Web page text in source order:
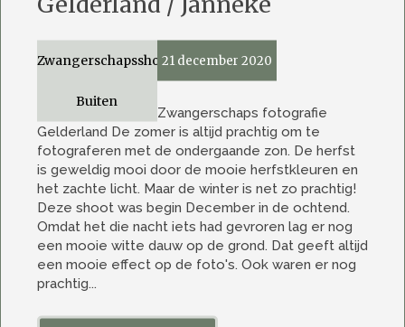
21 december 2020
Zwangerschapsshoot
Buiten
Zwangerschaps fotografie
Gelderland De zomer is altijd prachtig om te
fotograferen met de ondergaande zon. De herfst
is geweldig mooi door de mooie herfstkleuren en
het zachte licht. Maar de winter is net zo prachtig!
Deze shoot was begin December in de ochtend.
Omdat het die nacht iets had gevroren lag er nog
een mooie witte dauw op de grond. Dat geeft altijd
een mooie effect op de foto's. Ook waren er nog
prachtig...